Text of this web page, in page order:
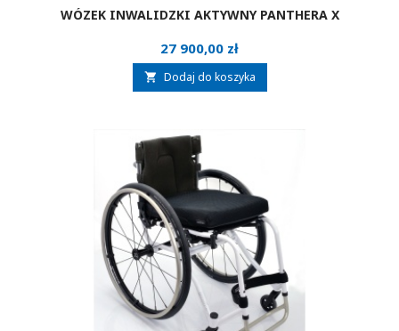
WÓZEK INWALIDZKI AKTYWNY PANTHERA X
Cena
27 900,00 zł
 Dodaj do koszyka